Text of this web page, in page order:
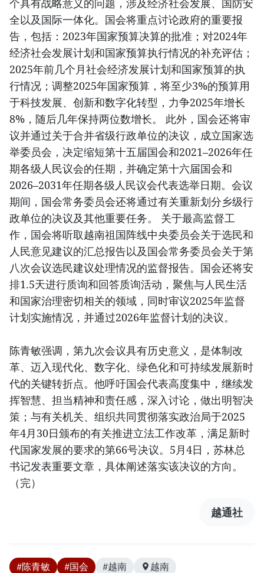
全以及国际一体化。国会将重点讨论政府的重要报
告，包括：2023年国家预算决算的批准；对2024年
经济社会发展计划和国家预算执行情况的补充评估；
2025年前几个月社会经济发展计划和国家预算的执
行情况；调整2025年国家预算，将至少3%的预算用
于科技发展、创新和数字化转型，力争2025年增长
8%，随后几年保持两位数增长。 此外，国会还将审
议并通过关于合并省级行政单位的决议，成立国家选
举委员会，决定缩短第十五届国会和2021–2026年任
期各级人民议会的任期，并确定第十六届国会和
2026–2031年任期各级人民议会代表选举日期。会议
期间，国会常务委员会还将通过有关重新划分乡级行
政单位的决议及其他重要任务。 关于最高监督工
作，国会将听取越南祖国阵线中央委员会关于选民和
人民意见建议的汇总报告以及国会常务委员会关于第
八次会议选民建议处理情况的监督报告。国会还将安
排1.5天进行质询和回答质询活动，聚焦与人民生活
和国家治理密切相关的领域，同时审议2025年监督
计划实施情况，并通过2026年监督计划的决议。
陈青敏强调，第九次会议具有历史意义，是体制改
革、迈入现代化、数字化、绿色化和可持续发展新时
代的关键转折点。他呼吁国会代表高度集中，继续发
挥智慧、担当精神和责任感，深入讨论，做出明智决
策；与有关机关、组织共同贯彻落实政治局于2025
年4月30日颁布的有关推进立法工作改革，满足新时
代国家发展的要求的第66号决议。5月4日，苏林总
书记发表重要文章，具体阐述落实该决议的方向。
（完）
越通社
#陈青敏 #国会 #越南 越南